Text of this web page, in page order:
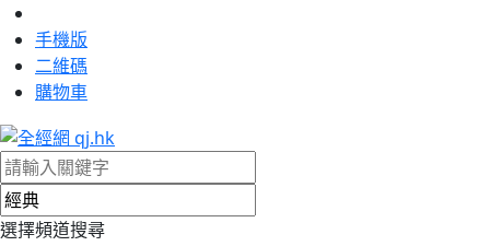
手機版
二維碼
購物車
選擇頻道搜尋